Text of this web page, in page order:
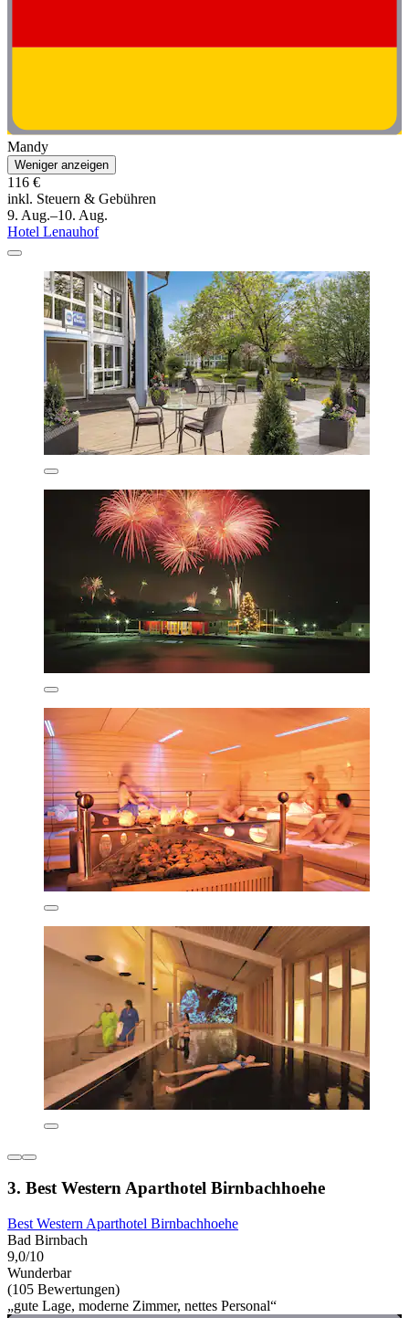
Mandy
Weniger anzeigen
116 €
inkl. Steuern & Gebühren
9. Aug.–10. Aug.
Hotel Lenauhof
3. Best Western Aparthotel Birnbachhoehe
Best Western Aparthotel Birnbachhoehe
Bad Birnbach
9,0/10
Wunderbar
(105 Bewertungen)
„gute Lage, moderne Zimmer, nettes Personal“